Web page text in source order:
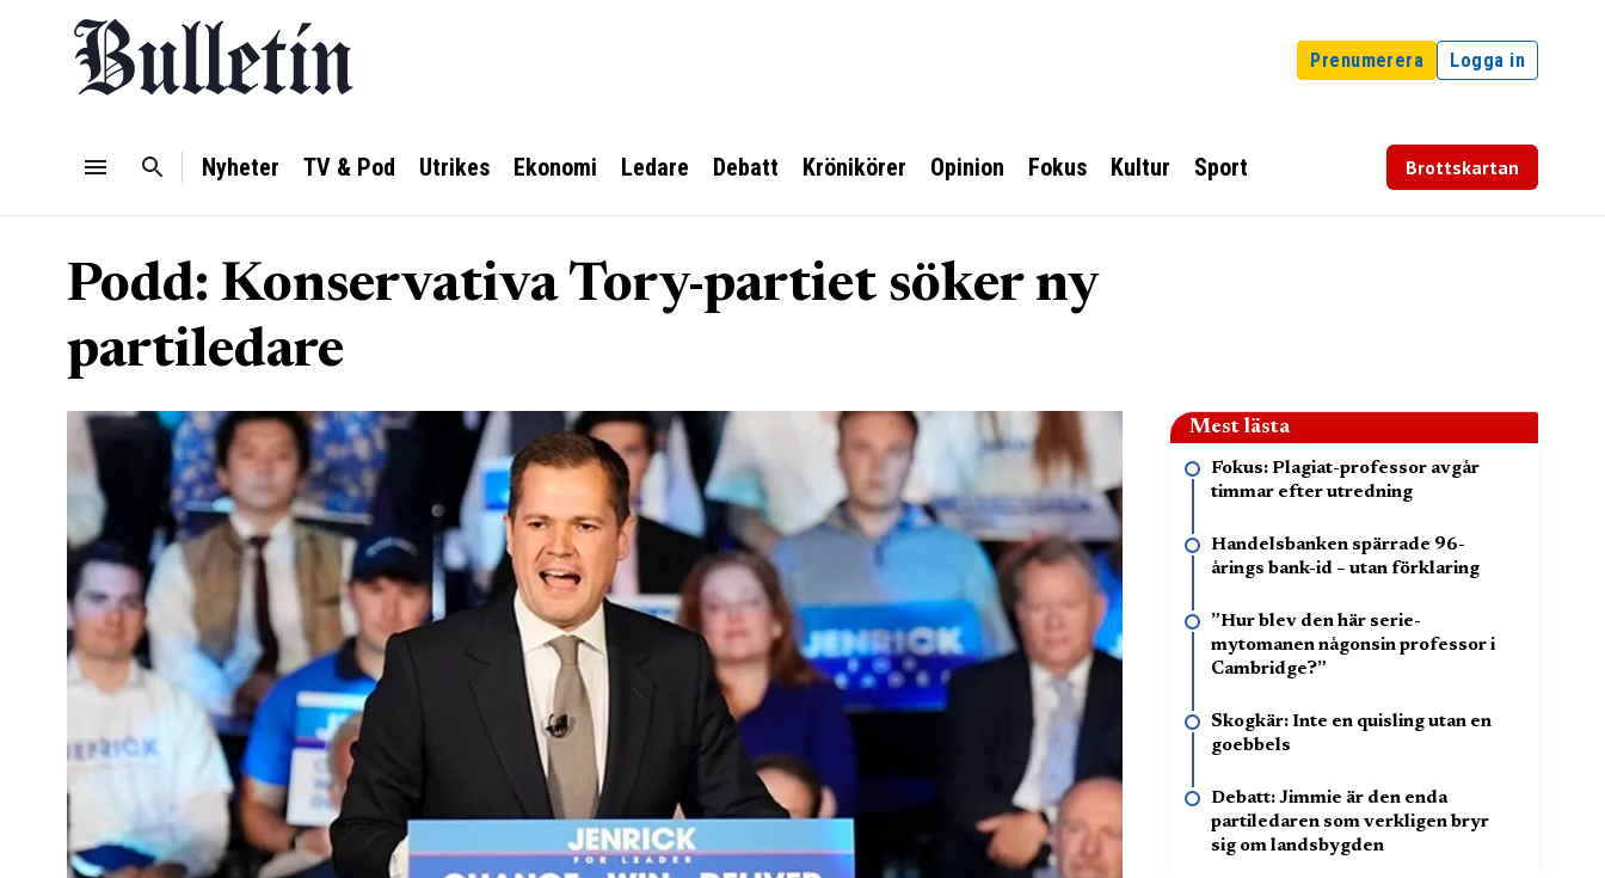
Prenumerera Logga in
Nyheter TV & Pod Utrikes Ekonomi Ledare Debatt Krönikörer Opinion Fokus Kultur Sport Brottskartan
Podd: Konservativa Tory-partiet söker ny
partiledare
Mest lästa
Fokus: Plagiat-professor avgår
timmar efter utredning
Handelsbanken spärrade 96-
årings bank-id – utan förklaring
”Hur blev den här serie-
mytomanen någonsin professor i
Cambridge?”
Skogkär: Inte en quisling utan en
goebbels
Debatt: Jimmie är den enda
partiledaren som verkligen bryr
sig om landsbygden